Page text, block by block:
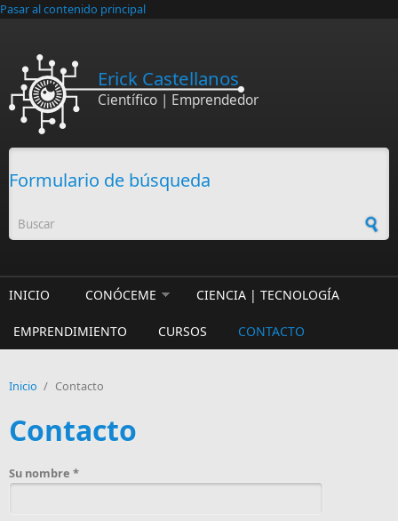
Pasar al contenido principal
Erick Castellanos
Científico | Emprendedor
Formulario de búsqueda
INICIO CONÓCEME CIENCIA | TECNOLOGÍA
EMPRENDIMIENTO CURSOS CONTACTO
Inicio / Contacto
Contacto
Su nombre *